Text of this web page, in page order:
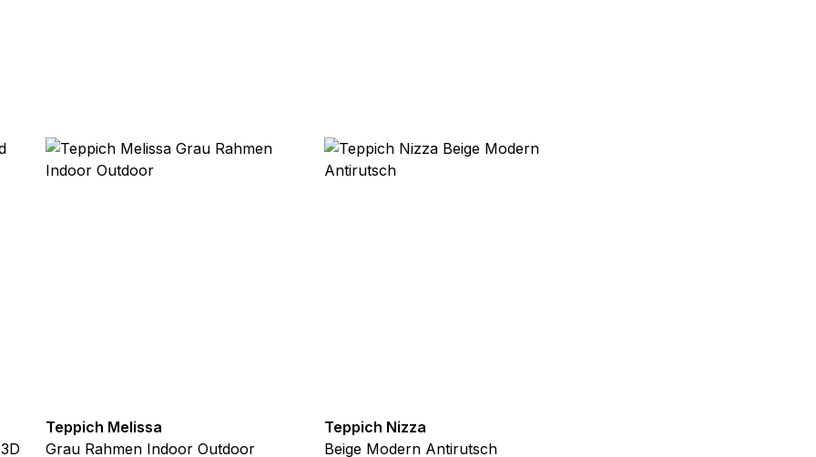
Teppich Melissa
Grau Rahmen Indoor Outdoor
Teppich Nizza
Beige Modern Antirutsch
Betreibern zu verstehen, wie sich verschiedene Benutzer auf der Website verhalten,
sammeln und melden.
Meine Einstellungen speichern Alle akzeptieren